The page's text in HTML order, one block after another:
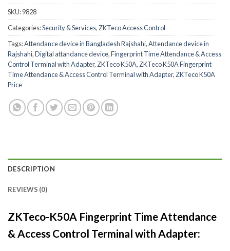
SKU:9828
Categories:Security & Services, ZKTeco Access Control
Tags:Attendance device in Bangladesh Rajshahi,Attendance device in
Rajshahi,Digital attandance device,Fingerprint Time Attendance & Access
Control Terminal with Adapter, ZKTeco K50A, ZKTeco K50A Fingerprint
Time Attendance & Access Control Terminal with Adapter, ZKTeco K50A
Price
DESCRIPTION
REVIEWS (0)
ZKTeco-K50A Fingerprint Time Attendance
& Access Control Terminal with Adapter: